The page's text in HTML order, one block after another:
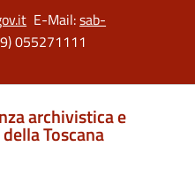
E-Mail:sab-
055271111
archivistica e
Toscana